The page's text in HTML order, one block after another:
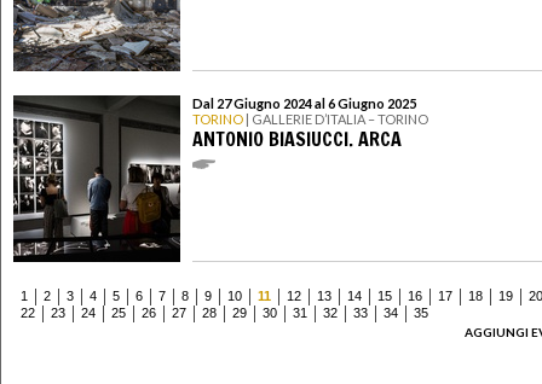
Dal 27 Giugno 2024 al 6 Giugno 2025
TORINO | GALLERIE D’ITALIA – TORINO
ANTONIO BIASIUCCI. ARCA
1 2 3 4 5 6 7 8 9 10 11 12 13 14 15 16 17 18 19
20
22
23 24 25 26 27 28 29 30 31 32 33 34
35
AGGIUNGI